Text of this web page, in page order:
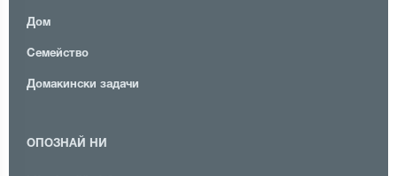
Дом
Семейство
Домакински задачи
ОПОЗНАЙ НИ